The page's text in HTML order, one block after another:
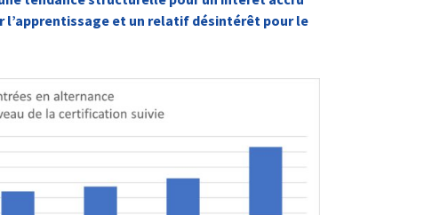
l’apprentissage et un relatif désintérêt pour le